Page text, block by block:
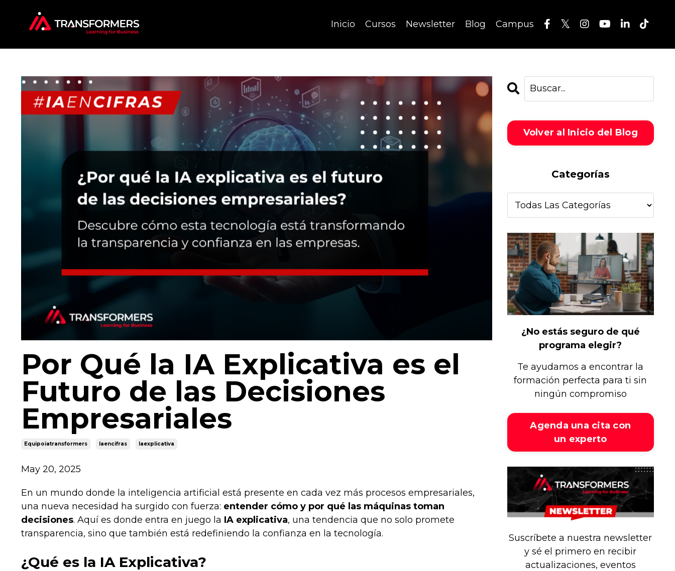
Inicio Cursos Newsletter Blog Campus
Por Qué la IA Explicativa es el
Futuro de las Decisiones
Empresariales
Equipoiatransformers Iaencifras Iaexplicativa
May 20, 2025
En un mundo donde la inteligencia artificial está presente en cada vez más procesos empresariales,
una nueva necesidad ha surgido con fuerza: entender cómo y por qué las máquinas toman
decisiones. Aquí es donde entra en juego la IA explicativa, una tendencia que no solo promete
transparencia, sino que también está redefiniendo la confianza en la tecnología.
¿Qué es la IA Explicativa?
Volver al Inicio del Blog
Categorías
¿No estás seguro de qué
programa elegir?
Te ayudamos a encontrar la
formación perfecta para ti sin
ningún compromiso
Agenda una cita con
un experto
Suscríbete a nuestra newsletter
y sé el primero en recibir
actualizaciones, eventos